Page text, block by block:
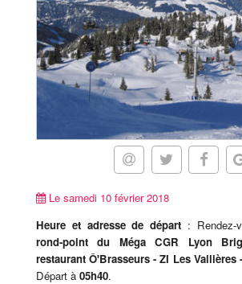
Le samedi 10 février 2018
Heure et adresse de départ :
rond-point du Méga CGR Lyon
restaurant Ô'Brasseurs - ZI Les Vallières
Départ à 05h40.